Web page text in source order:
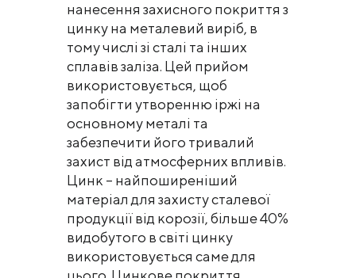
нанесення захисного покриття з
цинку на металевий виріб, в
тому числі зі сталі та інших
сплавів заліза. Цей прийом
використовується, щоб
запобігти утворенню іржі на
основному металі та
забезпечити його тривалий
захист від атмосферних впливів.
Цинк – найпоширеніший
матеріал для захисту сталевої
продукції від корозії, більше 40%
видобутого в світі цинку
використовується саме для